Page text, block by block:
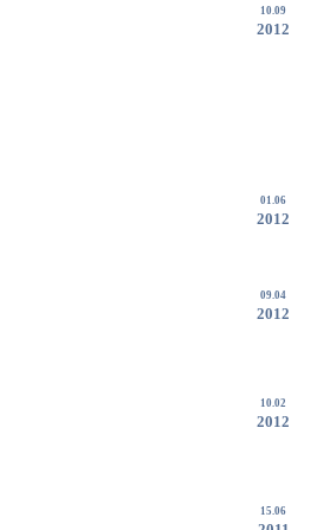
10.09
2012
01.06
2012
09.04
2012
10.02
2012
15.06